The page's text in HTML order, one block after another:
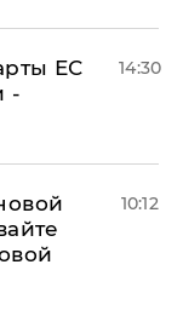
ЕС
-
14:30
10:12